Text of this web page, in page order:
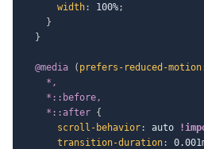
width: 100%;
}
}
@media ( prefers-reduced-motion
*,
    *::before,
    *::after
{
scroll-behavior: auto
transition-duration: